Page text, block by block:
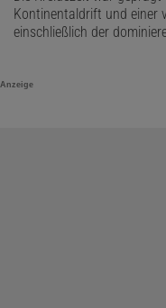
Kontinentaldrift und einer
einschließlich der
Anzeige